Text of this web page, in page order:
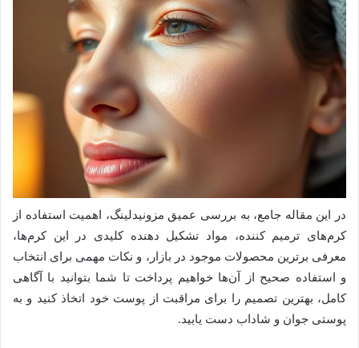
در این مقاله جامع، به بررسی عمیق مزونیدلینگ، اهمیت استفاده از
کرم‌های ترمیم کننده، مواد تشکیل دهنده کلیدی در این کرم‌ها،
معرفی برترین محصولات موجود در بازار، و نکات مهمی برای انتخاب
و استفاده صحیح از آن‌ها خواهیم پرداخت تا شما بتوانید با آگاهی
کامل، بهترین تصمیم را برای مراقبت از پوست خود اتخاذ کنید و به
پوستی جوان و شاداب دست یابید.